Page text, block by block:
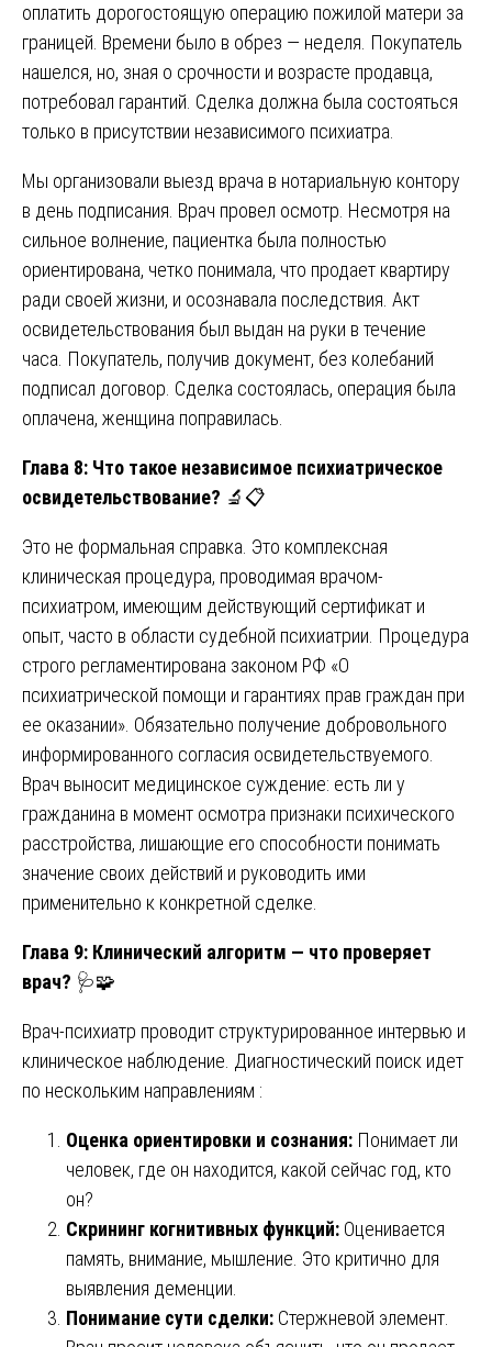
оплатить дорогостоящую операцию пожилой матери за
границей. Времени было в обрез — неделя. Покупатель
нашелся, но, зная о срочности и возрасте продавца,
потребовал гарантий. Сделка должна была состояться
только в присутствии независимого психиатра.
Мы организовали выезд врача в нотариальную контору
в день подписания. Врач провел осмотр. Несмотря на
сильное волнение, пациентка была полностью
ориентирована, четко понимала, что продает квартиру
ради своей жизни, и осознавала последствия. Акт
освидетельствования был выдан на руки в течение
часа. Покупатель, получив документ, без колебаний
подписал договор. Сделка состоялась, операция была
оплачена, женщина поправилась.
Глава 8: Что такое независимое психиатрическое
освидетельствование? 🔬📋
Это не формальная справка. Это комплексная
клиническая процедура, проводимая врачом-
психиатром, имеющим действующий сертификат и
опыт, часто в области судебной психиатрии. Процедура
строго регламентирована законом РФ «О
психиатрической помощи и гарантиях прав граждан при
ее оказании». Обязательно получение добровольного
информированного согласия освидетельствуемого.
Врач выносит медицинское суждение: есть ли у
гражданина в момент осмотра признаки психического
расстройства, лишающие его способности понимать
значение своих действий и руководить ими
применительно к конкретной сделке.
Глава 9: Клинический алгоритм — что проверяет
врач? 🩺🧩
Врач-психиатр проводит структурированное интервью и
клиническое наблюдение. Диагностический поиск идет
по нескольким направлениям :
Оценка ориентировки и сознания: Понимает ли
человек, где он находится, какой сейчас год, кто
он?
Скрининг когнитивных функций: Оценивается
память, внимание, мышление. Это критично для
выявления деменции.
Понимание сути сделки: Стержневой элемент.